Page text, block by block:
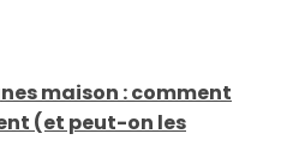
maison : comment
(et peut-on les